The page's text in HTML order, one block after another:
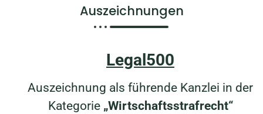
Auszeichnungen
Legal500
Auszeichnung als führende Kanzlei in der
Kategorie„Wirtschaftsstrafrecht“